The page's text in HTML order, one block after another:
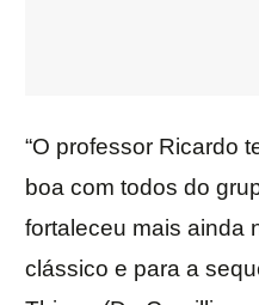
“O professor Ricardo
boa com todos do
fortaleceu mais ainda
clássico e para a